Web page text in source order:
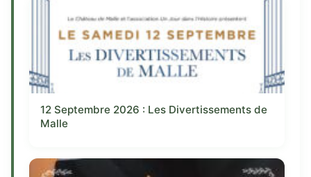
12 Septembre 2026 : Les Divertissements de
Malle